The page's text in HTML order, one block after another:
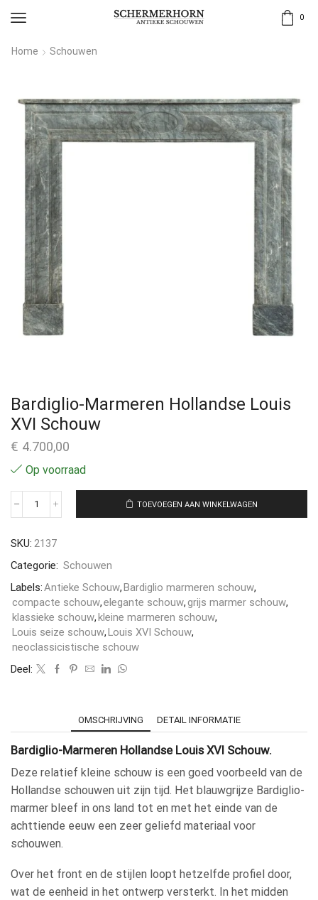
0
Home Schouwen
Bardiglio-Marmeren Hollandse Louis
XVI Schouw
€ 4.700,00
Op voorraad
TOEVOEGEN AAN WINKELWAGEN
SKU: 2137
Categorie: Schouwen
Labels:Antieke Schouw,Bardiglio marmeren schouw,
compacte schouw,elegante schouw,grijs marmer schouw,
klassieke schouw,kleine marmeren schouw,
Louis seize schouw,Louis XVI Schouw,
neoclassicistische schouw
Deel:
OMSCHRIJVING DETAIL INFORMATIE
Bardiglio-Marmeren Hollandse Louis XVI Schouw.
Deze relatief kleine schouw is een goed voorbeeld van de
Hollandse schouwen uit zijn tijd. Het blauwgrijze Bardiglio-
marmer bleef in ons land tot en met het einde van de
achttiende eeuw een zeer geliefd materiaal voor
schouwen.
Over het front en de stijlen loopt hetzelfde profiel door,
wat de eenheid in het ontwerp versterkt. In het midden